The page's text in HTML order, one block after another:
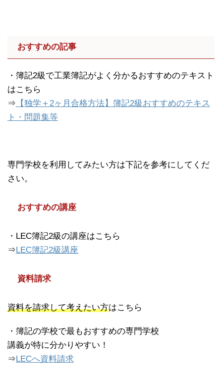
おすすめの記事
・簿記2級で工業簿記がよく分かるおすすめのテキスト
はこちら
⇒ 【独学＋2ヶ月合格方法】簿記2級おすすめのテキス
ト・問題集等
専門学校を利用してみたい方は下記を参考にしてくだ
さい。
おすすめの講座
・LEC簿記2級の講座はこちら
⇒LEC簿記2級講座
資料請求
資料を請求して考えたい方はこちら
・簿記の学校で最もおすすめの専門学校
講義が特に分かりやすい！
⇒LECへ資料請求